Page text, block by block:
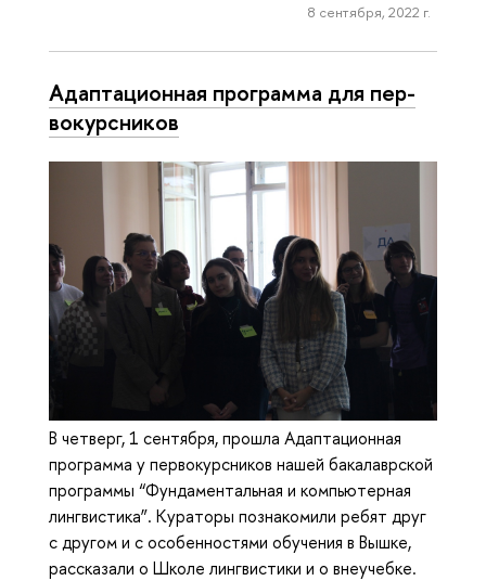
8 сентября, 2022 г.
Адап­та­ци­он­ная программа для пер­
во­курс­ни­ков
В четверг, 1 сентября, прошла Адаптационная
программа у первокурсников нашей бакалаврской
программы “Фундаментальная и компьютерная
лингвистика”. Кураторы познакомили ребят друг
с другом и с особенностями обучения в Вышке,
рассказали о Школе лингвистики и о внеучебке.